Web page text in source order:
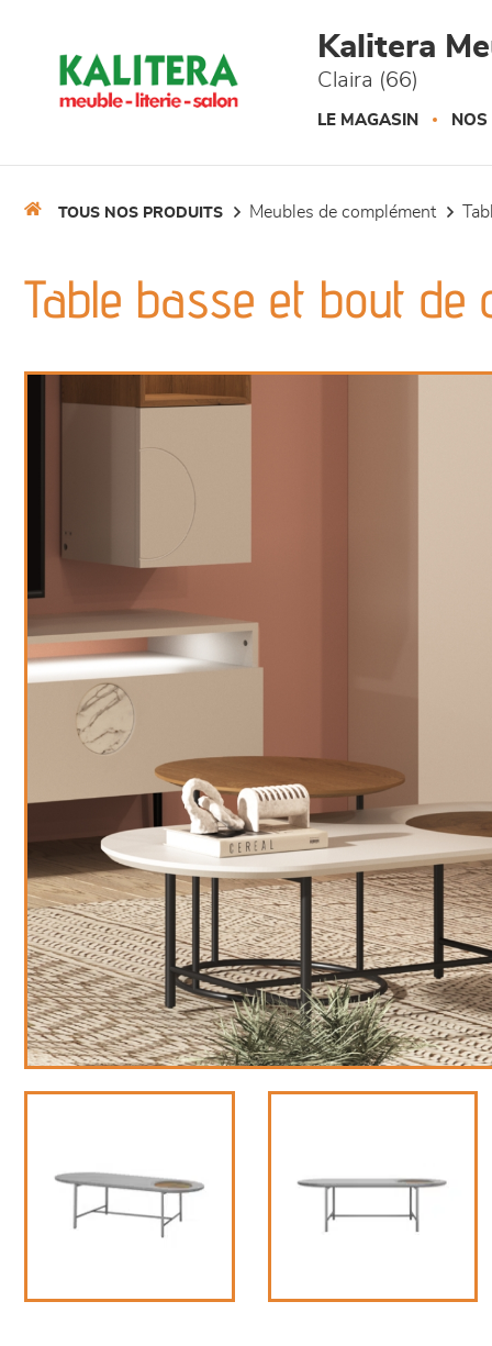
Kalitera
Claira (66)
LE MAGASIN
TOUS NOS PRODUITS meubles de complément
Table basse et bout de